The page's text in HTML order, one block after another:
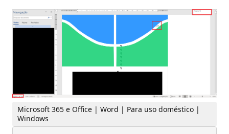
Microsoft 365 e Office | Word | Para uso doméstico |
Windows